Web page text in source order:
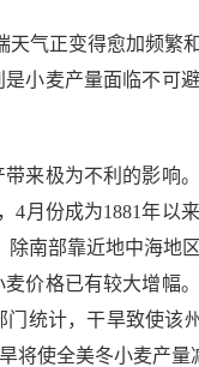
气正变得愈加频繁
小麦产量面临不可
来极为不利的影响
月份成为1881年以
南部靠近地中海地
价格已有较大增幅
统计，干旱致使该
将使全美冬小麦产量